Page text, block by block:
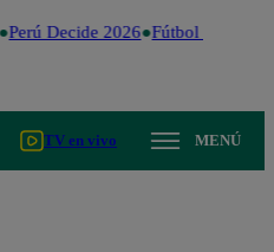
Perú Decide 2026 Fútbol peruano
TV en vivo MENÚ